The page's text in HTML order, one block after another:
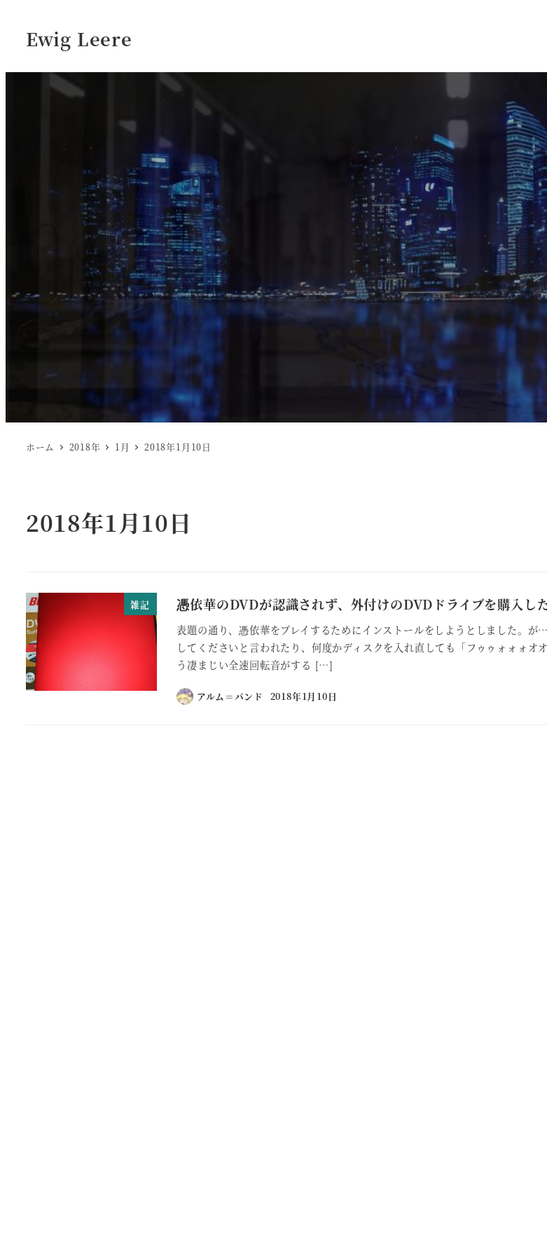
Ewig Leere
ホーム 2018年 1月 2018年1月10日
2018年1月10日
雑記 憑依華のDVDが認識されず、外付けのDVDドライブを購入し
表題の通り、憑依華をプレイするためにインストールをしようとしました。
してくださいと言われたり、何度かディスクを入れ直しても「フゥゥォォォオ
う凄まじい全速回転音がする […]
アルム＝バンド 2018年1月10日